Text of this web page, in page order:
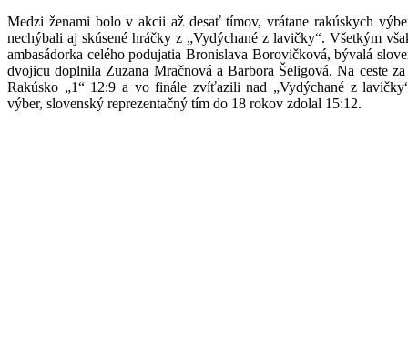
Medzi ženami bolo v akcii až desať tímov, vrátane rakúskych
nechýbali aj skúsené hráčky z „Vydýchané z lavičky“. Všetkým
ambasádorka celého podujatia Bronislava Borovičková, bývalá
dvojicu doplnila Zuzana Mračnová a Barbora Šeligová. Na ceste
Rakúsko „1“ 12:9 a vo finále zvíťazili nad „Vydýchané z
výber, slovenský reprezentačný tím do 18 rokov zdolal 15:12.